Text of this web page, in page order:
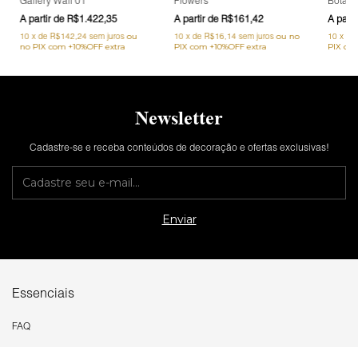
R$1.422,35
10 xde R$142,24 sem juros
R$161,42
10 xde R$16,14 sem juros 10 x
Newsletter
Cadastre-se e receba conteúdos de decoração e ofertas exclusivas!
Essenciais
FAQ